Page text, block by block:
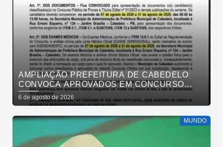
AMPLIAÇÃO PREFEITURA DE CABEDELO
CONVOCA APROVADOS EM CONCURSO
PÚBLICO DA SAÚDE PARA APRESENTAÇÃO
DE DOCUMENTOS
6 de agosto de 2026
MUNDO